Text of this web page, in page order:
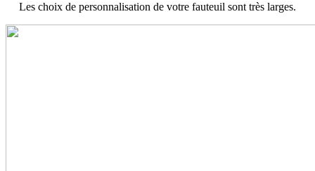
Les choix de personnalisation de votre fauteuil sont très larges.